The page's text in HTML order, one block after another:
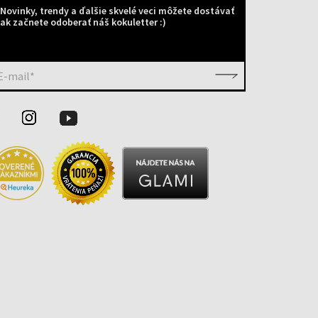
Novinky, trendy a ďalšie skvelé veci môžete dostávať
ak začnete odoberať náš kokuletter :)
mail*